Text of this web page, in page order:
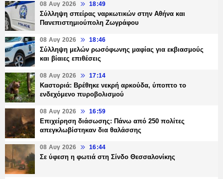
08 Αυγ 2026 18:49
Σύλληψη σπείρας ναρκωτικών στην Αθήνα και
Πανεπιστημιούπολη Ζωγράφου
08 Αυγ 2026 18:46
Σύλληψη μελών ρωσόφωνης μαφίας για εκβιασμούς
και βίαιες επιθέσεις
08 Αυγ 2026 17:14
Καστοριά: Βρέθηκε νεκρή αρκούδα, ύποπτο το
ενδεχόμενο πυροβολισμού
08 Αυγ 2026 16:59
Επιχείρηση διάσωσης: Πάνω από 250 πολίτες
απεγκλωβίστηκαν δια θαλάσσης
08 Αυγ 2026 16:44
Σε ύφεση η φωτιά στη Σίνδο Θεσσαλονίκης